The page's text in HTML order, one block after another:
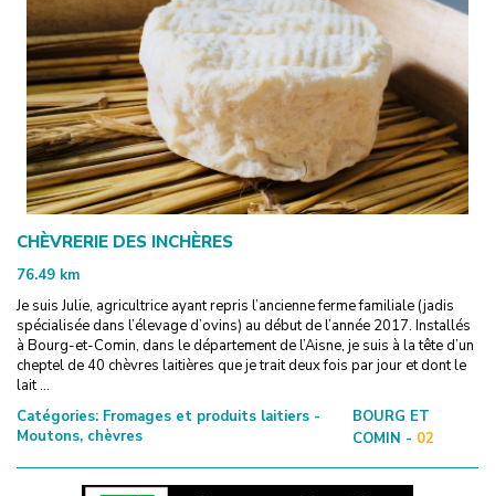
CHÈVRERIE DES INCHÈRES
76.49 km
Je suis Julie, agricultrice ayant repris l’ancienne ferme familiale (jadis
spécialisée dans l’élevage d’ovins) au début de l’année 2017. Installés
à Bourg-et-Comin, dans le département de l’Aisne, je suis à la tête d’un
cheptel de 40 chèvres laitières que je trait deux fois par jour et dont le
lait ...
Catégories: Fromages et produits laitiers -
Moutons, chèvres
BOURG ET
COMIN - 02